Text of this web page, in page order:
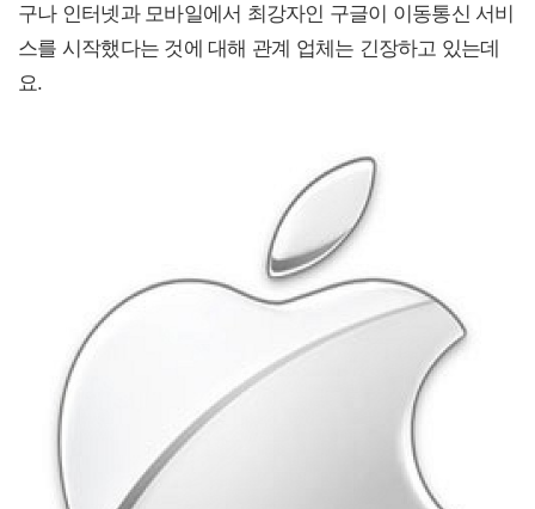
구나 인터넷과 모바일에서 최강자인 구글이 이동통신 서비
스를 시작했다는 것에 대해 관계 업체는 긴장하고 있는데
요.